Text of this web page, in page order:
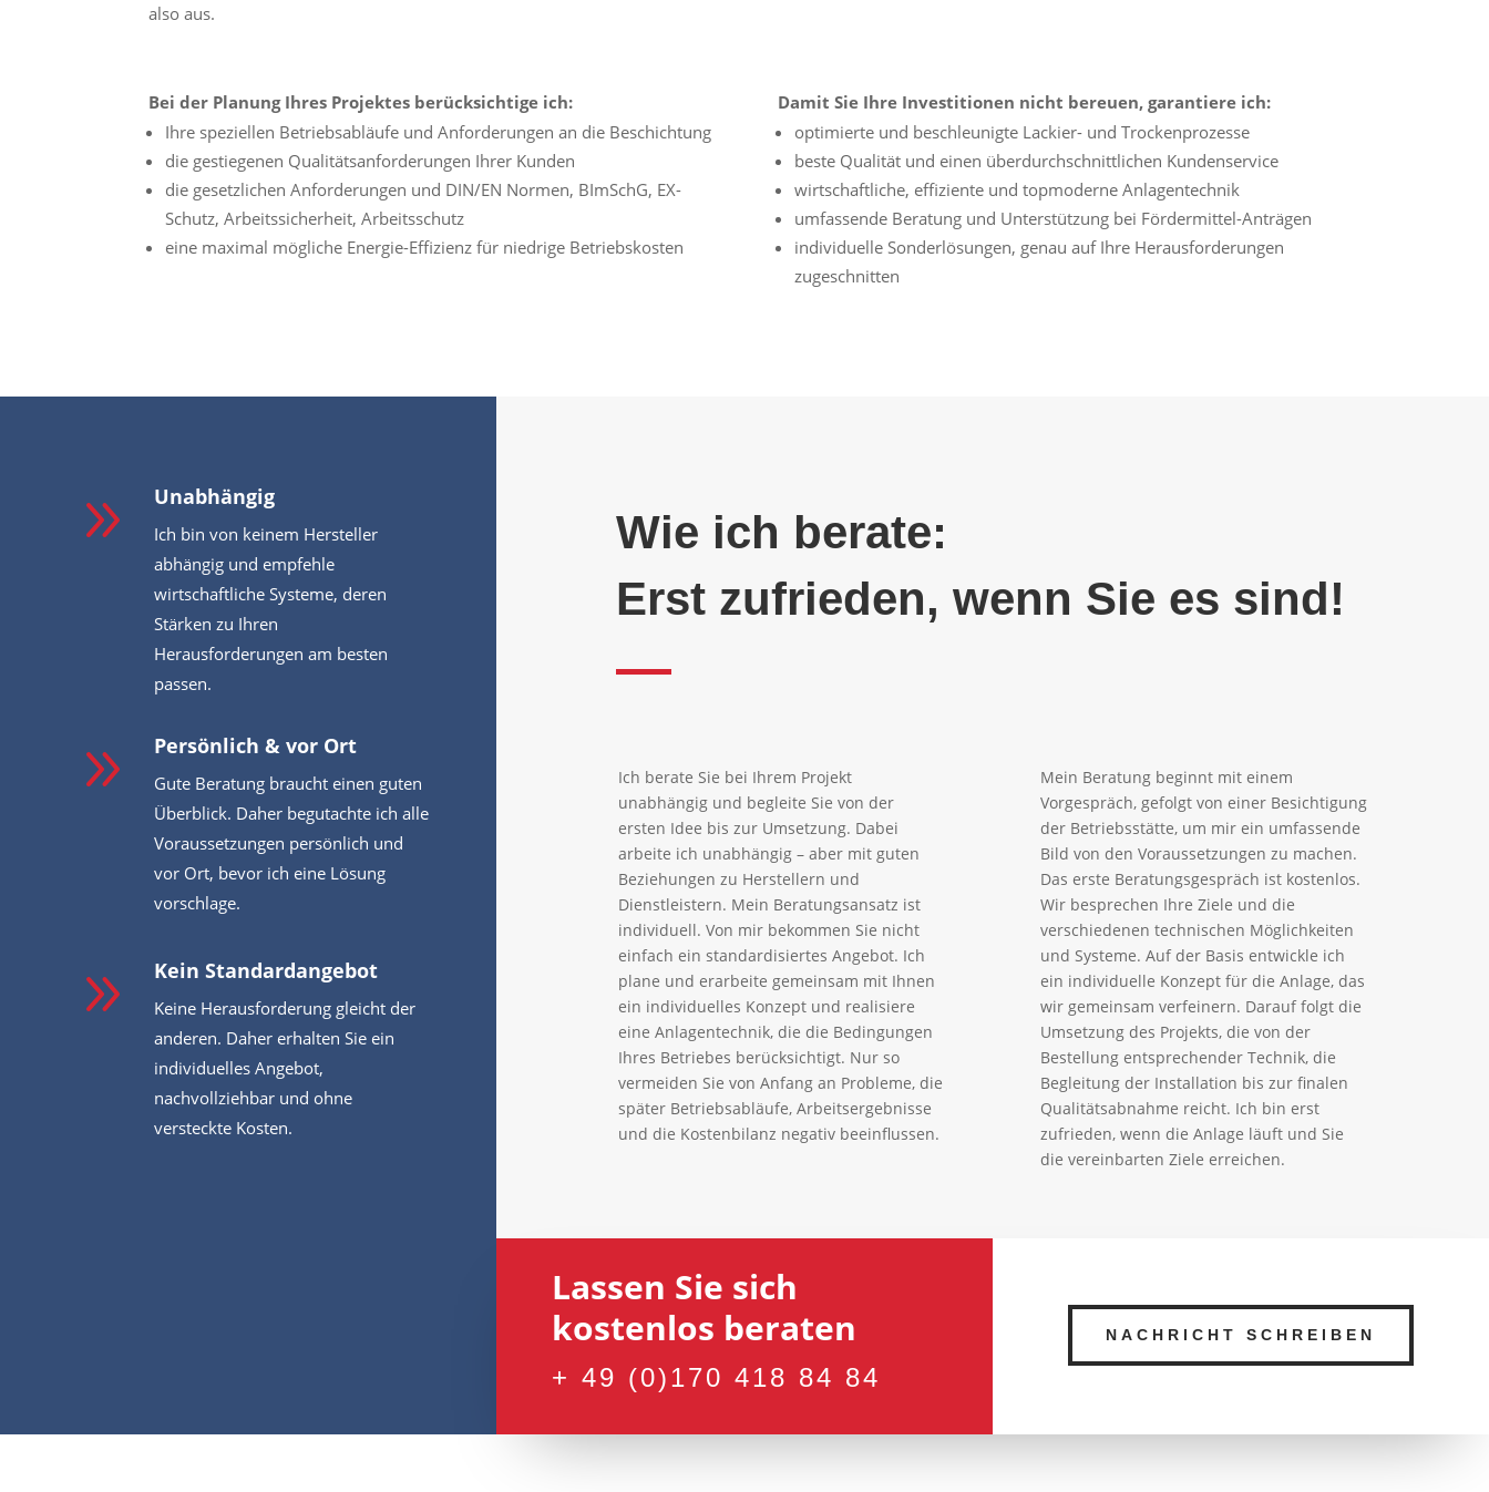
also aus.
Bei der Planung Ihres Projektes berücksichtige ich:
Ihre speziellen Betriebsabläufe und Anforderungen an die Beschichtung
die gestiegenen Qualitätsanforderungen Ihrer Kunden
die gesetzlichen Anforderungen und DIN/EN Normen, BImSchG, EX-
Schutz, Arbeitssicherheit, Arbeitsschutz
eine maximal mögliche Energie-Effizienz für niedrige Betriebskosten
Damit Sie Ihre Investitionen nicht bereuen, garantiere ich:
optimierte und beschleunigte Lackier- und Trockenprozesse
beste Qualität und einen überdurchschnittlichen Kundenservice
wirtschaftliche, effiziente und topmoderne Anlagentechnik
umfassende Beratung und Unterstützung bei Fördermittel-Anträgen
individuelle Sonderlösungen, genau auf Ihre Herausforderungen
zugeschnitten
9 Unabhängig
Ich bin von keinem Hersteller
abhängig und empfehle
wirtschaftliche Systeme, deren
Stärken zu Ihren
Herausforderungen am besten
passen.
9 Persönlich & vor Ort
Gute Beratung braucht einen guten
Überblick. Daher begutachte ich alle
Voraussetzungen persönlich und
vor Ort, bevor ich eine Lösung
vorschlage.
9 Kein Standardangebot
Keine Herausforderung gleicht der
anderen. Daher erhalten Sie ein
individuelles Angebot,
nachvollziehbar und ohne
versteckte Kosten.
Wie ich berate:
Erst zufrieden, wenn Sie es sind!
Ich berate Sie bei Ihrem Projekt
unabhängig und begleite Sie von der
ersten Idee bis zur Umsetzung. Dabei
arbeite ich unabhängig – aber mit guten
Beziehungen zu Herstellern und
Dienstleistern. Mein Beratungsansatz ist
individuell. Von mir bekommen Sie nicht
einfach ein standardisiertes Angebot. Ich
plane und erarbeite gemeinsam mit Ihnen
ein individuelles Konzept und realisiere
eine Anlagentechnik, die die Bedingungen
Ihres Betriebes berücksichtigt. Nur so
vermeiden Sie von Anfang an Probleme, die
später Betriebsabläufe, Arbeitsergebnisse
und die Kostenbilanz negativ beeinflussen.
Mein Beratung beginnt mit einem
Vorgespräch, gefolgt von einer Besichtigung
der Betriebsstätte, um mir ein umfassende
Bild von den Voraussetzungen zu machen.
Das erste Beratungsgespräch ist kostenlos.
Wir besprechen Ihre Ziele und die
verschiedenen technischen Möglichkeiten
und Systeme. Auf der Basis entwickle ich
ein individuelle Konzept für die Anlage, das
wir gemeinsam verfeinern. Darauf folgt die
Umsetzung des Projekts, die von der
Bestellung entsprechender Technik, die
Begleitung der Installation bis zur finalen
Qualitätsabnahme reicht. Ich bin erst
zufrieden, wenn die Anlage läuft und Sie
die vereinbarten Ziele erreichen.
Lassen Sie sich
kostenlos beraten
+ 49 (0)170 418 84 84
NACHRICHT SCHREIBEN